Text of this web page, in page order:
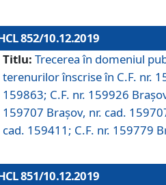
852/10.12.2019
Titlu: Trecerea în domeniul
terenurilor înscrise în C.F. nr.
159863; C.F. nr. 159926
159707 Brașov, nr. cad.
cad. 159411; C.F. nr. 159779
851/10.12.2019